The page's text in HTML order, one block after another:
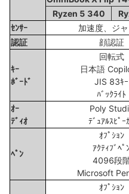
Ryzen 5 340
ｾﾝｻｰ
加速度、ジ
認証
顔認証
ｷｰ
ﾎﾞｰﾄﾞ
回転式
日本語
JIS 83ｷｰ
ﾊﾞｯｸﾗｲﾄ
ｵｰ
ﾃﾞｨｵ
Poly
ﾃﾞｭｱﾙｽﾋﾟｰ
ﾍﾟﾝ
ｵﾌﾟｼｮﾝ
ｱｸﾃｨﾌﾞﾍﾟ
4096段
Microsoft
ｵﾌﾟｼｮﾝ